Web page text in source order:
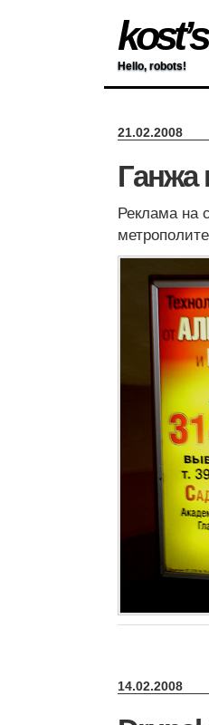
Hello, robots!
21.02.2008
Ганжа
Реклама на
14.02.2008